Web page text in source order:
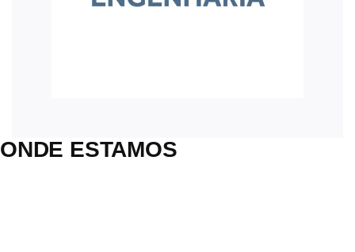
ONDE ESTAMOS